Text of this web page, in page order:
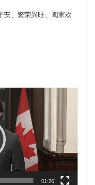
安、繁荣兴旺、阖家欢
01:20